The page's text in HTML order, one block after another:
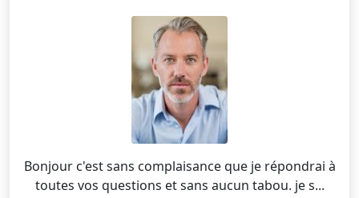
Bonjour c'est sans complaisance que je répondrai à
toutes vos questions et sans aucun tabou. je s...